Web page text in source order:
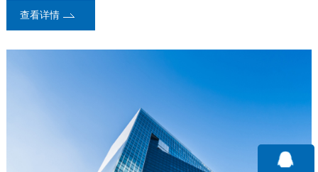
室平台设立在上海是一家专注于科研的高新技术生物企业。
目前已和中科院上海生命科学研究院、清华大学、复旦大学
实力基础上，整合资源效率，打造产学研一体化的创新平
查看详情